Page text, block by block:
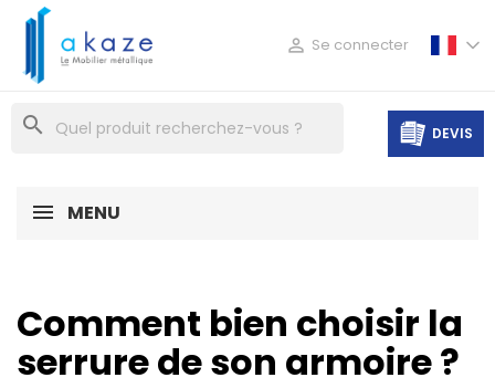
 Se connecter
search DEVIS
MENU
Comment bien choisir la
serrure de son armoire ?